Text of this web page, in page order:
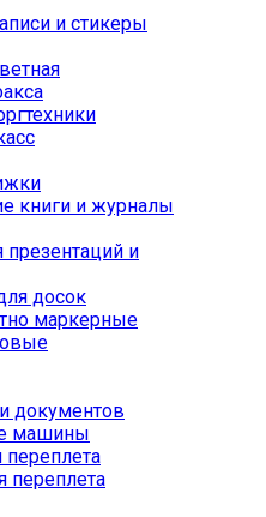
и стикеры
книги и журналы
и
досок
маркерные
документов
машины
переплета